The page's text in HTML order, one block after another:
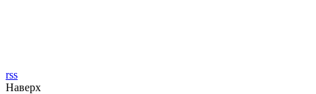
rss
Наверх